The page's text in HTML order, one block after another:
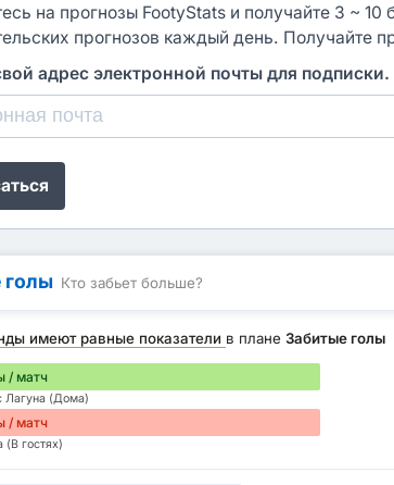
на прогнозы FootyStats и получайте 3 ~ 10
прогнозов каждый день. Получайте
адрес электронной почты для подписки.
голы Кто забьет больше?
имеют равные показатели в планеЗабитые голы
/ матч
Лагуна (Дома)
/ матч
(В гостях)